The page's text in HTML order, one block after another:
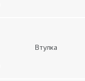
Втулка